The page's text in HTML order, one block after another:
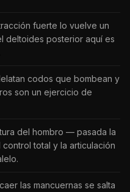
fuerte lo vuelve un
deltoides posterior aquí es
codos que bombean y
son un ejercicio de
del hombro — pasada la
total y la articulación
las mancuernas se salta